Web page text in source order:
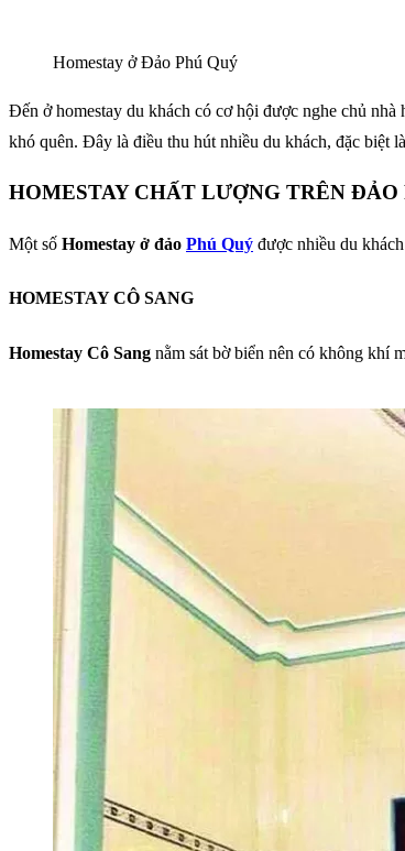
Homestay ở Đảo Phú Quý
Đến ở homestay du khách có cơ hội được nghe chủ
khó quên. Đây là điều thu hút nhiều du khách, đặc biệt
HOMESTAY CHẤT LƯỢNG TRÊN ĐẢO
Một số Homestay ở đảo Phú Quý được nhiều du
HOMESTAY CÔ SANG
Homestay Cô Sang nằm sát bờ biển nên có không khí